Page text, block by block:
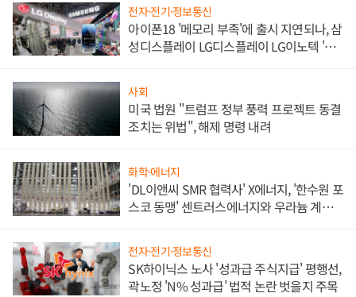
전자·전기·정보통신
아이폰18 '메모리 부족'에 출시 지연되나, 삼
성디스플레이 LG디스플레이 LG이노텍 '탈
사회
미국 법원 "트럼프 정부 풍력 프로젝트 동결
조치는 위법", 해제 명령 내려
화학·에너지
'DL이앤씨 SMR 협력사' X에너지, '한수원 포
스코 동맹' 센트러스에너지와 우라늄 계약
전자·전기·정보통신
SK하이닉스 노사 '성과급 주식지급' 평행선,
곽노정 'N% 성과급' 법적 논란 벗을지 주목